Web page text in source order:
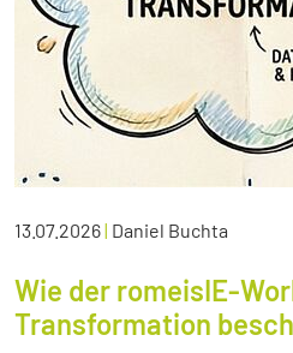
13.07.2026| Daniel Buchta
Wie der romeisIE-
Transformation